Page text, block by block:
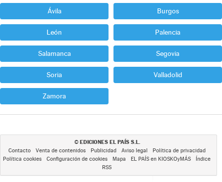
Ávila Burgos
León Palencia
Salamanca Segovia
Soria Valladolid
Zamora
© EDICIONES EL PAÍS S.L.
Contacto Venta de contenidos Publicidad Aviso legal
Política de privacidad
Política cookies
Configuración de cookies Mapa EL PAÍS en KIOSKOyMÁS
Índice
RSS